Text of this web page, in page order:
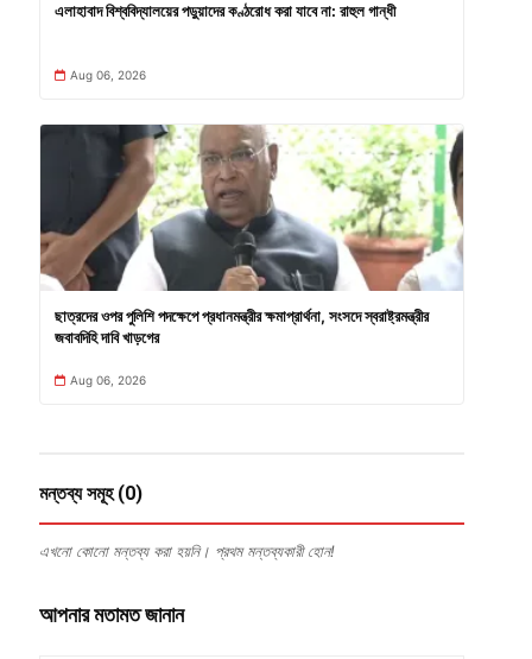
এলাহাবাদ বিশ্ববিদ্যালয়ের পড়ুয়াদের কণ্ঠরোধ করা যাবে না: রাহুল গান্ধী
Aug 06, 2026
ছাত্রদের ওপর পুলিশি পদক্ষেপে প্রধানমন্ত্রীর ক্ষমাপ্রার্থনা, সংসদে স্বরাষ্ট্রমন্ত্রীর
জবাবদিহি দাবি খাড়গের
Aug 06, 2026
মন্তব্য সমূহ (0)
এখনো কোনো মন্তব্য করা হয়নি। প্রথম মন্তব্যকারী হোন!
আপনার মতামত জানান